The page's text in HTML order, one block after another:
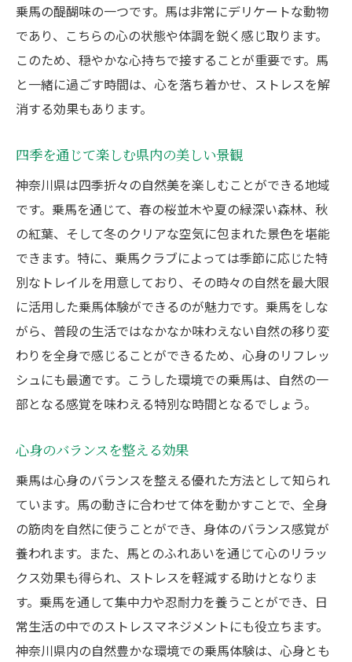
夏の緑豊かな森の中での涼やかさ
秋の紅葉を楽しむ贅沢な時間
冬の静けさを感じる乗馬の魅力
海岸線を眺めながらの乗馬体験
乗馬インストラクターのサポートと魅力
経験豊富なスタッフの紹介
安全を最優先に考えた指導法
個々のペースに合わせたレッスン
インストラクターの資格と経歴
インストラクターとのコミュニケーション
の大切さ
インストラクターの情熱とプロ意識
乗馬を趣味にするためのステップと注意点
初めての方が注意するべきポイント
装備の選び方と手入れ方法
怪我を防ぐための安全対策
継続的なスキル向上のために
地域の乗馬イベントへの参加
乗馬の醍醐味の一つです。馬は非常にデリケートな動物
であり、こちらの心の状態や体調を鋭く感じ取ります。
このため、穏やかな心持ちで接することが重要です。馬
と一緒に過ごす時間は、心を落ち着かせ、ストレスを解
消する効果もあります。
四季を通じて楽しむ県内の美しい景観
神奈川県は四季折々の自然美を楽しむことができる地域
です。乗馬を通じて、春の桜並木や夏の緑深い森林、秋
の紅葉、そして冬のクリアな空気に包まれた景色を堪能
できます。特に、乗馬クラブによっては季節に応じた特
別なトレイルを用意しており、その時々の自然を最大限
に活用した乗馬体験ができるのが魅力です。乗馬をしな
がら、普段の生活ではなかなか味わえない自然の移り変
わりを全身で感じることができるため、心身のリフレッ
シュにも最適です。こうした環境での乗馬は、自然の一
部となる感覚を味わえる特別な時間となるでしょう。
心身のバランスを整える効果
乗馬は心身のバランスを整える優れた方法として知られ
ています。馬の動きに合わせて体を動かすことで、全身
の筋肉を自然に使うことができ、身体のバランス感覚が
養われます。また、馬とのふれあいを通じて心のリラッ
クス効果も得られ、ストレスを軽減する助けとなりま
す。乗馬を通して集中力や忍耐力を養うことができ、日
常生活の中でのストレスマネジメントにも役立ちます。
神奈川県内の自然豊かな環境での乗馬体験は、心身とも